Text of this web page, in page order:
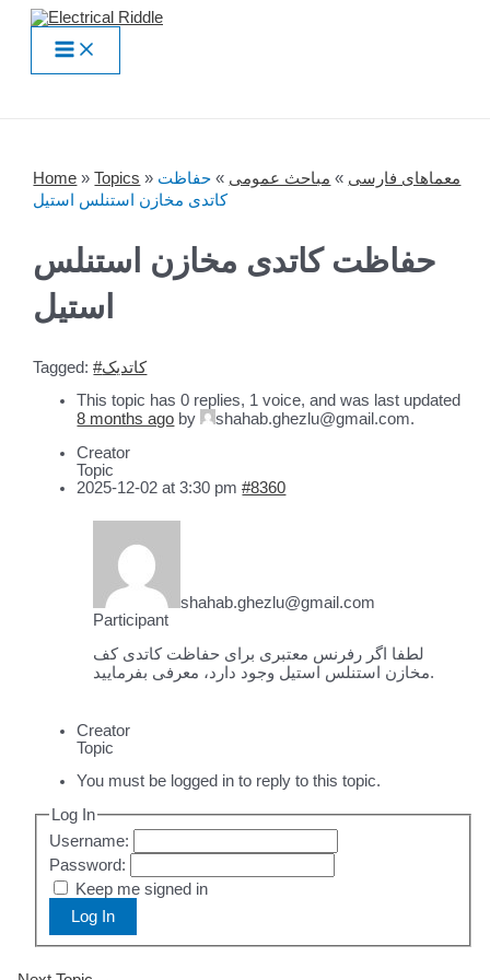
Skip
contentMain
Menu
Home »Topics » معماهای فارسی » مباحث عمومی » حفاظت
کاتدی مخازن استنلس استیل
حفاظت کاتدی مخازن استنلس
استیل
Tagged: #کاتدیک
This topic has 0 replies, 1 voice, and was last updated
8 months ago by
shahab.ghezlu@gmail.com.
Creator
Topic
2025-12-02 at 3:30 pm #8360
shahab.ghezlu@gmail.com
Participant
لطفا اگر رفرنس معتبری برای حفاظت کاتدی کف
مخازن استنلس استیل وجود دارد، معرفی بفرمایید.
Creator
Topic
You must be logged in to reply to this topic.
Log In
Username:
Password:
Keep me signed in
Log In